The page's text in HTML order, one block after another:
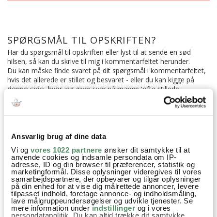
Ansvarlig brug af dine data
Vi og vores 1022 partnere ønsker dit samtykke til at
anvende cookies og indsamle persondata om IP-
adresse, ID og din browser til præferencer, statistik og
marketingformål. Disse oplysninger videregives til vores
samarbejdspartnere, der opbevarer og tilgår oplysninger
på din enhed for at vise dig målrettede annoncer, levere
tilpasset indhold, foretage annonce- og indholdsmåling,
lave målgruppeundersøgelser og udvikle tjenester. Se
mere information underindstillinger og i vores
persondatapolitik. Du kan altid trække dit samtykke
SPØRGSMÅL TIL OPSKRIFTEN?
Har du spørgsmål til opskriften eller lyst til at sende en sød
hilsen, så kan du skrive til mig i kommentarfeltet herunder.
Du kan måske finde svaret på dit spørgsmål i kommentarfeltet,
hvis det allerede er stillet og besvaret - eller du kan kigge på
denne side, hvor jeg giver svar på mange 'ofte stillede
spørgsmål' til min opskrifter.
71 KOMMENTARER
Peter Astorp:
17. februar 2026 kl. 14:26
Generelt bruger du altid konserverede bønner. Hvorfor, ud
over at det er lettere. Vi skal jo undgå ultra forarbejdet mad.
Kan du skrive mængden af tørrede også?